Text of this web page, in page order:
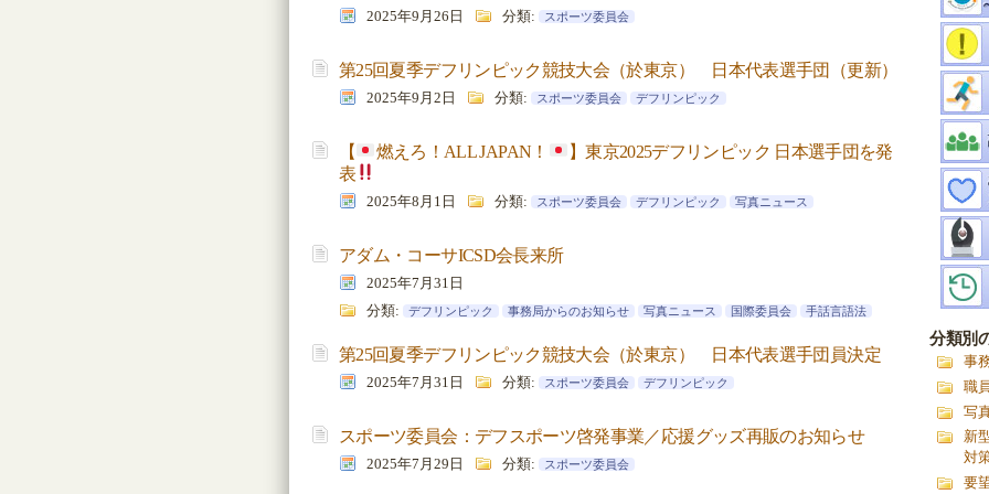
2025年9月26日 分類: スポーツ委員会
第25回夏季デフリンピック競技大会（於東京） 日本代表選手団（更新）
2025年9月2日 分類: スポーツ委員会 デフリンピック
【 燃えろ！ALL JAPAN！
】東京2025デフリンピック 日本選手団を発
表
2025年8月1日 分類: スポーツ委員会 デフリンピック 写真ニュース
アダム・コーサICSD会長来所
2025年7月31日
分類:
デフリンピック 事務局からのお知らせ 写真ニュース 国際委員会 手話言語法
第25回夏季デフリンピック競技大会（於東京） 日本代表選手団員決定
2025年7月31日 分類: スポーツ委員会 デフリンピック
スポーツ委員会：デフスポーツ啓発事業／応援グッズ再販のお知らせ
2025年7月29日 分類: スポーツ委員会
分類別
事
職
写
新
対
要